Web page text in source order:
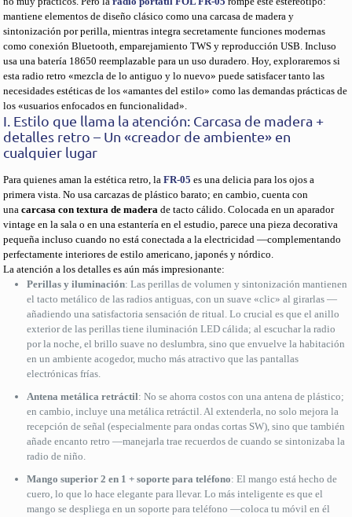
mantiene elementos de diseño clásico como una carcasa de madera y
sintonización por perilla, mientras integra secretamente funciones modernas
como conexión Bluetooth, emparejamiento TWS y reproducción USB. Incluso
usa una batería 18650 reemplazable para un uso duradero. Hoy, exploraremos si
esta radio retro «mezcla de lo antiguo y lo nuevo» puede satisfacer tanto las
necesidades estéticas de los «amantes del estilo» como las demandas prácticas de
los «usuarios enfocados en funcionalidad».
I. Estilo que llama la atención: Carcasa de madera +
detalles retro – Un «creador de ambiente» en
cualquier lugar
Para quienes aman la estética retro, laFR-05 es una delicia para los ojos a
primera vista. No usa carcazas de plástico barato; en cambio, cuenta con
unacarcasa con textura de madera de tacto cálido. Colocada en un aparador
vintage en la sala o en una estantería en el estudio, parece una pieza decorativa
pequeña incluso cuando no está conectada a la electricidad —complementando
perfectamente interiores de estilo americano, japonés y nórdico.
La atención a los detalles es aún más impresionante:
Perillas y iluminación: Las perillas de volumen y sintonización mantienen
el tacto metálico de las radios antiguas, con un suave «clic» al girarlas —
añadiendo una satisfactoria sensación de ritual. Lo crucial es que el anillo
exterior de las perillas tiene iluminación LED cálida; al escuchar la radio
por la noche, el brillo suave no deslumbra, sino que envuelve la habitación
en un ambiente acogedor, mucho más atractivo que las pantallas
electrónicas frías.
Antena metálica retráctil: No se ahorra costos con una antena de plástico;
en cambio, incluye una metálica retráctil. Al extenderla, no solo mejora la
recepción de señal (especialmente para ondas cortas SW), sino que también
añade encanto retro —manejarla trae recuerdos de cuando se sintonizaba la
radio de niño.
Mango superior 2 en 1 + soporte para teléfono: El mango está hecho de
cuero, lo que lo hace elegante para llevar. Lo más inteligente es que el
mango se despliega en un soporte para teléfono —coloca tu móvil en él